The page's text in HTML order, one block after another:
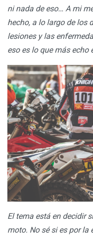
ni nada de eso… A mi
hecho, a lo largo de los
lesiones y las
eso es lo que más
El tema está en decidir
moto. No sé si es por la